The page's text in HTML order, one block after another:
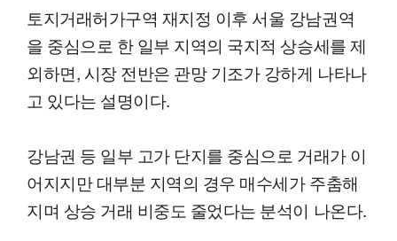
토지거래허가구역 재지정 이후 서울 강남권역
을 중심으로 한 일부 지역의 국지적 상승세를 제
외하면, 시장 전반은 관망 기조가 강하게 나타나
고 있다는 설명이다.
강남권 등 일부 고가 단지를 중심으로 거래가 이
어지지만 대부분 지역의 경우 매수세가 주춤해
지며 상승 거래 비중도 줄었다는 분석이 나온다.